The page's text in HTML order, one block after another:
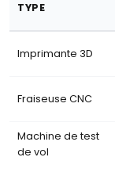
TYPE
Imprimante 3D
Fraiseuse CNC
Machine de test
de vol